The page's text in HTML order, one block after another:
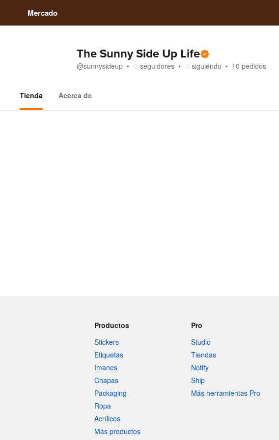
Mercado
The Sunny Side Up Life
@sunnysideup seguidores siguiendo 10 pedidos
Tienda Acerca de
Productos
Stickers
Etiquetas
Imanes
Chapas
Packaging
Ropa
Acrílicos
Más productos
Pro
Studio
Tiendas
Notify
Ship
Más herramientas Pro